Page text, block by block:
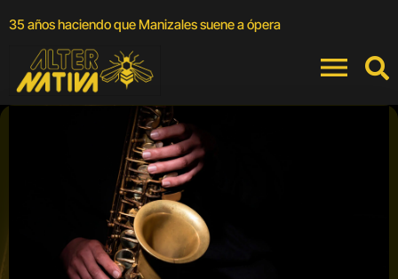
35 años haciendo que Manizales suene a ópera